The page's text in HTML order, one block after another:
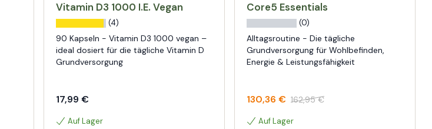
Vitamin D3 1000 I.E. Vegan
(4)
90 Kapseln - Vitamin D3 1000 vegan –
ideal dosiert für die tägliche Vitamin D
Grundversorgung
17,99 €
Auf Lager
Core5 Essentials
(0)
Alltagsroutine - Die tägliche
Grundversorgung für Wohlbefinden,
Energie & Leistungsfähigkeit
130,36 € 162,95 €
Auf Lager